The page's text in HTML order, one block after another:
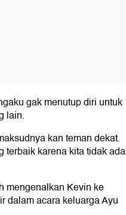
gak menutup diri untuk
lain.
kan teman dekat.
terbaik karena kita tidak ada
mengenalkan Kevin ke
dalam acara keluarga Ayu